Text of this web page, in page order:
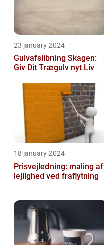
23 january 2024
Gulvafslibning Skagen:
Giv Dit Trægulv nyt Liv
18 january 2024
Prisvejledning: maling af
lejlighed ved fraflytning